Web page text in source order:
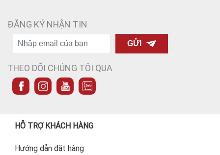
ĐĂNG KÝ NHẬN TIN
GỬI
THEO DÕI CHÚNG TÔI QUA
HỖ TRỢ KHÁCH HÀNG
Hướng dẫn đặt hàng